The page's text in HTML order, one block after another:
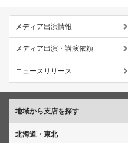
メディア出演情報
メディア出演・講演依頼
ニュースリリース
地域から支店を探す
北海道・東北